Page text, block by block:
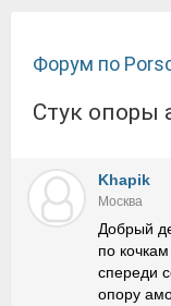
Форум по
Стук
Khapik
Москва
Добрый
по
спереди
опору